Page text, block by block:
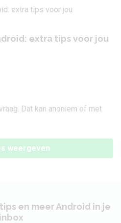
extra tips voor jou
Dat kan anoniem of met
weergeven
en meer Android in je
inbox